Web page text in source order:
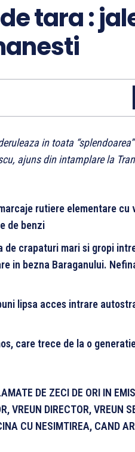
tara :
in toata
ajuns din intamplare la
rutiere elementare cu
de benzi
crapaturi mari si gropi
in bezna Baraganului.
lipsa acces intrare
care trece de la o
DE ZECI DE ORI IN
VREUN DIRECTOR, VREUN
CU NESIMTIREA, CAND